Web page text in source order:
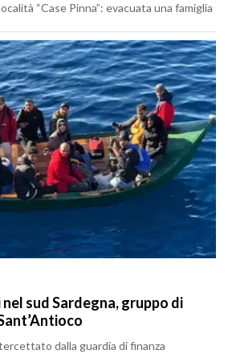
“Case Pinna”: evacuata una famiglia
sud Sardegna, gruppo di
dalla guardia di finanza